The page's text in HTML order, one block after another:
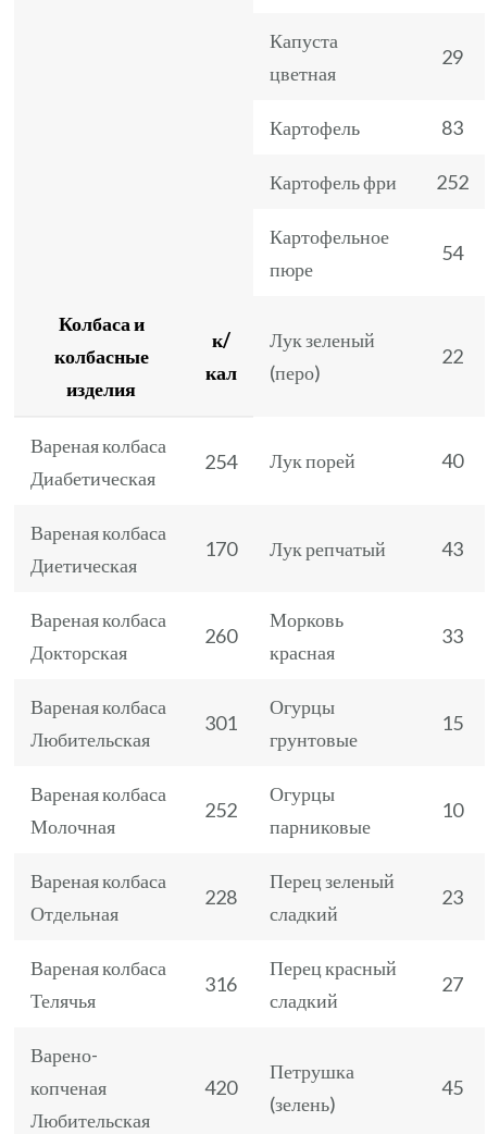
Капуста
цветная
29
Картофель 83
Картофель фри 252
Картофельное
пюре
54
Колбаса и
колбасные
изделия
к/
кал
Лук зеленый
(перо)
22
Вареная колбаса
Диабетическая
254 Лук порей 40
Вареная колбаса
Диетическая
170 Лук репчатый 43
Вареная колбаса
Докторская
260
Морковь
красная
33
Вареная колбаса
Любительская
301
Огурцы
грунтовые
15
Вареная колбаса
Молочная
252
Огурцы
парниковые
10
Вареная колбаса
Отдельная
228
Перец зеленый
сладкий
23
Вареная колбаса
Телячья
316
Перец красный
сладкий
27
Варено-
копченая
Любительская
420
Петрушка
(зелень)
45